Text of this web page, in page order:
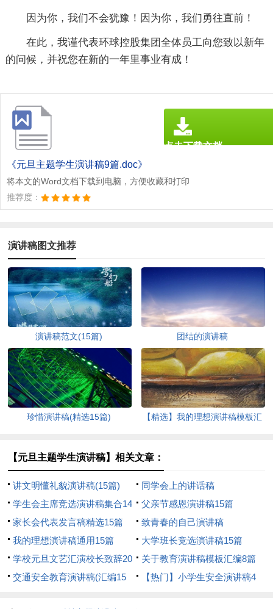
因为你，我们不会犹豫！因为你，我们勇往直前！
在此，我谨代表环球控股集团全体员工向您致以新年
的问候，并祝您在新的一年里事业有成！
《元旦主题学生演讲稿9篇.doc》
将本文的Word文档下载到电脑，方便收藏和打印
推荐度：
点击下载文档
演讲稿图文推荐
演讲稿范文(15篇) 团结的演讲稿
珍惜演讲稿(精选15篇)
【精选】我的理想演讲稿模板汇
【元旦主题学生演讲稿】相关文章：
讲文明懂礼貌演讲稿(15篇)
同学会上的讲话稿
学生会主席竞选演讲稿集合14
篇
父亲节感恩演讲稿15篇
家长会代表发言稿精选15篇
致青春的自己演讲稿
我的理想演讲稿通用15篇
大学班长竞选演讲稿15篇
学校元旦文艺汇演校长致辞20
篇
关于教育演讲稿模板汇编8篇
交通安全教育演讲稿(汇编15
【热门】小学生安全演讲稿4